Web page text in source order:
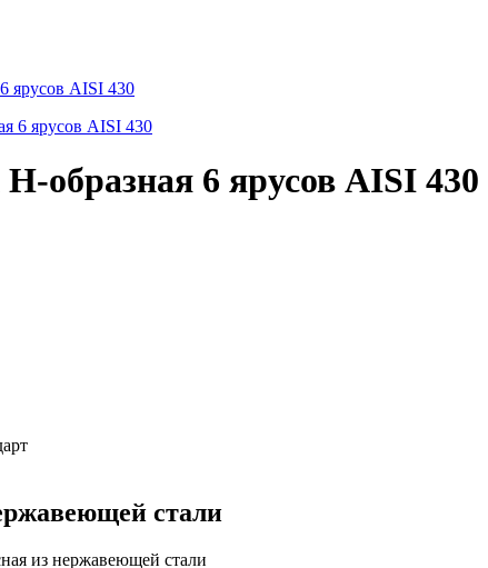
ярусов AISI 430
образная 6 ярусов AISI 430
стали
из нержавеющей стали